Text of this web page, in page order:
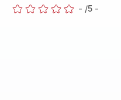
- /5 -